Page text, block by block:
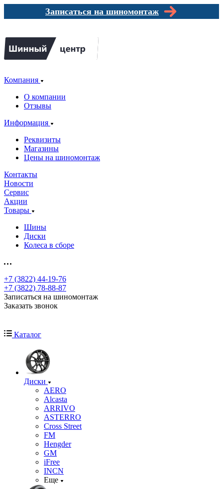
Записаться на шиномонтаж
Компания
О компании
Отзывы
Информация
Реквизиты
Магазины
Цены на шиномонтаж
Контакты
Новости
Сервис
Акции
Товары
Шины
Диски
Колеса в сборе
+7 (3822) 44-19-76
+7 (3822) 78-88-87
Записаться на шиномонтаж
Заказать звонок
Каталог
Диски
AERO
Alcasta
ARRIVO
ASTERRO
Cross Street
FM
Hengder
GM
iFree
INCN
Еще